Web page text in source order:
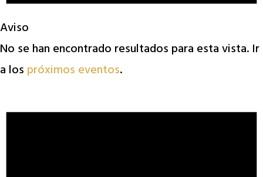
Aviso
No se han encontrado resultados para esta vista. Ir
a los próximos eventos.